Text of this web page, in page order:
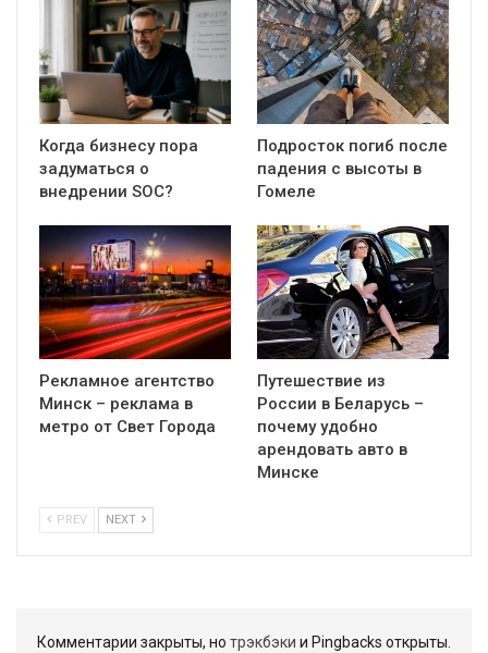
Когда бизнесу пора
задуматься о
внедрении SOC?
Подросток погиб после
падения с высоты в
Гомеле
Рекламное агентство
Минск – реклама в
метро от Свет Города
Путешествие из
России в Беларусь –
почему удобно
арендовать авто в
Минске
PREV NEXT
Комментарии закрыты, но трэкбэки и Pingbacks открыты.